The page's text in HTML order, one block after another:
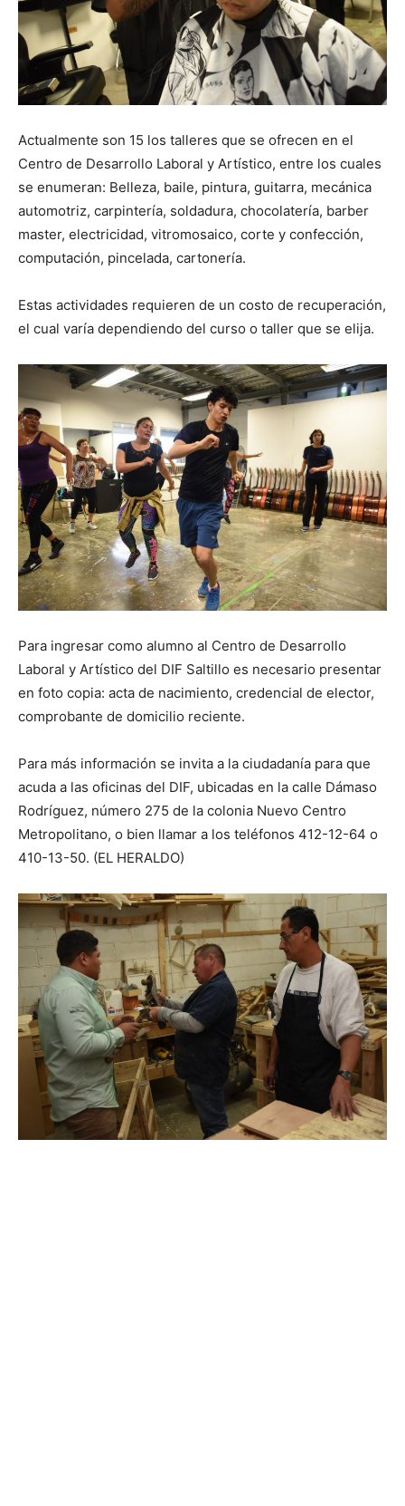
Actualmente son 15 los talleres que se ofrecen en el
Centro de Desarrollo Laboral y Artístico, entre los cuales
se enumeran: Belleza, baile, pintura, guitarra, mecánica
automotriz, carpintería, soldadura, chocolatería, barber
master, electricidad, vitromosaico, corte y confección,
computación, pincelada, cartonería.
Estas actividades requieren de un costo de recuperación,
el cual varía dependiendo del curso o taller que se elija.
Para ingresar como alumno al Centro de Desarrollo
Laboral y Artístico del DIF Saltillo es necesario presentar
en foto copia: acta de nacimiento, credencial de elector,
comprobante de domicilio reciente.
Para más información se invita a la ciudadanía para que
acuda a las oficinas del DIF, ubicadas en la calle Dámaso
Rodríguez, número 275 de la colonia Nuevo Centro
Metropolitano, o bien llamar a los teléfonos 412-12-64 o
410-13-50. (EL HERALDO)